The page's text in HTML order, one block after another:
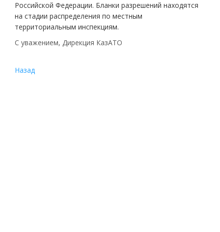
Российской Федерации. Бланки разрешений находятся
на стадии распределения по местным
территориальным инспекциям.
С уважением, Дирекция КазАТО
Назад